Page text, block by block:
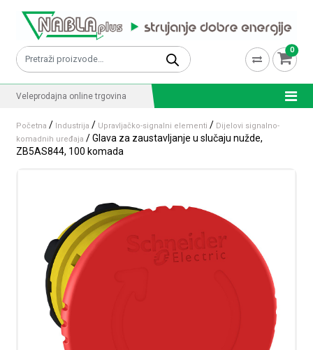
Pretraži: 0
Veleprodajna online trgovina
Početna / Industrija / Upravljačko-signalni elementi / Dijelovi signalno-
komadnih uređaja / Glava za zaustavljanje u slučaju nužde,
ZB5AS844, 100 komada